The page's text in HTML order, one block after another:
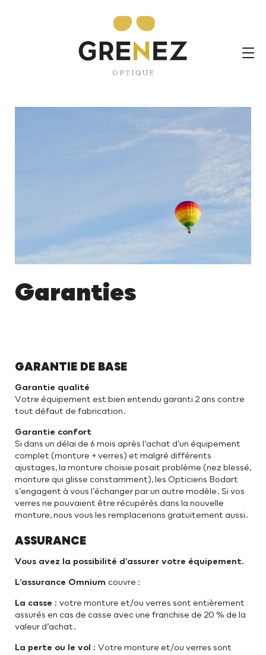
Garanties
GARANTIE DE BASE
Garantie qualité
Votre équipement est bien entendu garanti 2 ans contre
tout défaut de fabrication.
Garantie confort
Si dans un délai de 6 mois après l’achat d’un équipement
complet (monture + verres) et malgré différents
ajustages, la monture choisie posait problème (nez blessé,
monture qui glisse constamment), les Opticiens Bodart
s’engagent à vous l’échanger par un autre modèle. Si vos
verres ne pouvaient être récupérés dans la nouvelle
monture, nous vous les remplacerions gratuitement aussi.
ASSURANCE
Vous avez la possibilité d’assurer votre équipement.
L’assurance Omnium couvre :
La casse : votre monture et/ou verres sont entièrement
assurés en cas de casse avec une franchise de 20 % de la
valeur d’achat.
La perte ou le vol : Votre monture et/ou verres sont